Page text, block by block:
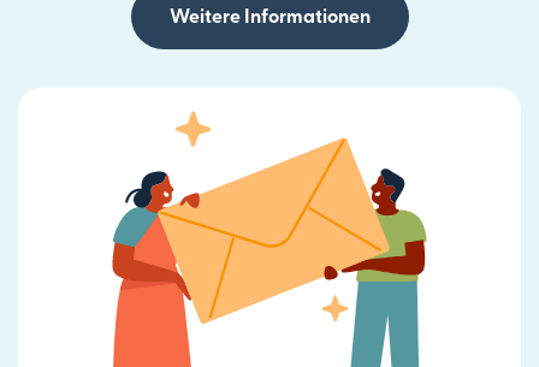
Weitere Informationen